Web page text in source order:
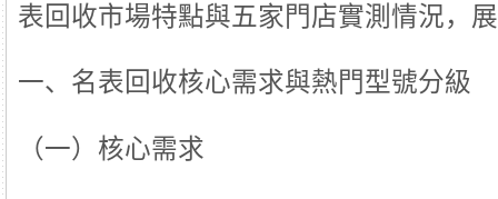
表回收市場特點與五家門店實測情況，
一、名表回收核心需求與熱門型號分級
（一）核心需求